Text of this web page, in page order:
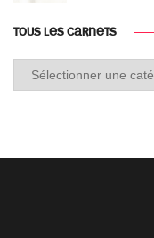
TOUS LES CARNETS